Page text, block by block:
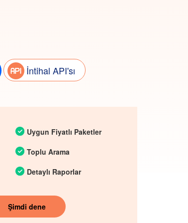
İntihal API'sı
Uygun Fiyatlı Paketler
Toplu Arama
Detaylı Raporlar
Şimdi dene